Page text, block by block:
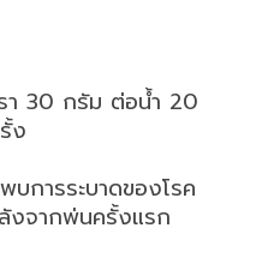
า 30 กรัม ต่อน้ำ 20
ง
บการระบาดของโรค
งจากพ่นครั้งแรก